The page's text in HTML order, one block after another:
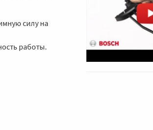
силу на
работы.